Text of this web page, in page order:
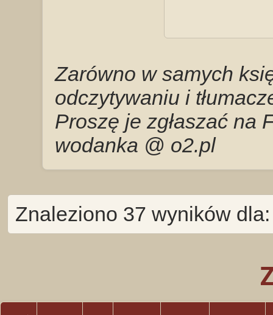
Zarówno w samych
odczytywaniu i
Proszę je zgłaszać na
wodanka @ o2.pl
Znaleziono 37 wyników